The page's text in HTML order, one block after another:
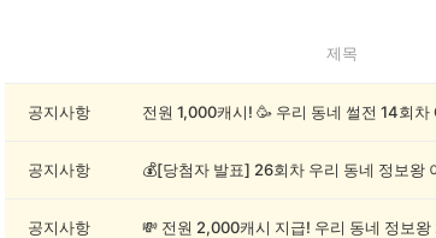
2
제목
공지사항
공지사항
공지사항